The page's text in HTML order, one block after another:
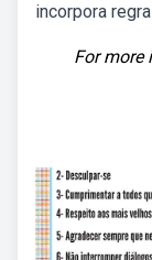
incorpora
For more